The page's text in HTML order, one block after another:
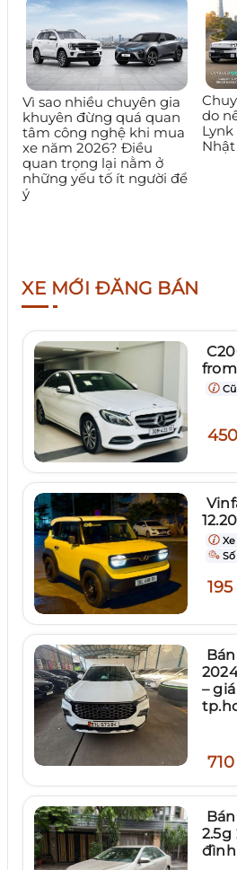
Vì sao nhiều chuyên gia
khuyên đừng quá quan
tâm công nghệ khi mua
xe năm 2026? Điều
quan trọng lại nằm ở
những yếu tố ít người để
ý
do
Lynk
Nhật
XE MỚI ĐĂNG BÁN
Cũ
Xe
Số
–
2.5g